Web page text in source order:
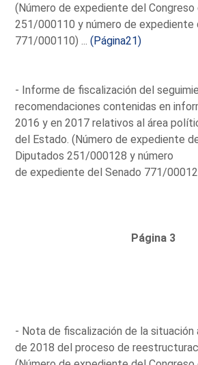
(Número de expediente del
251/000110 y número de expediente
771/000110) ...(Página21)
- Informe de fiscalización del
recomendaciones contenidas en
2016 y en 2017 relativos al área
del Estado. (Número de expediente
Diputados 251/000128 y número
de expediente del Senado 771/
Página 3
- Nota de fiscalización de la situación
de 2018 del proceso de